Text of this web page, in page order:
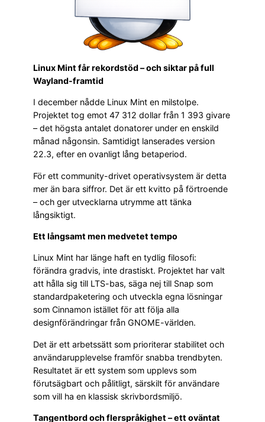
Linux Mint får rekordstöd – och siktar på full
Wayland-framtid
I december nådde Linux Mint en milstolpe.
Projektet tog emot 47 312 dollar från 1 393 givare
– det högsta antalet donatorer under en enskild
månad någonsin. Samtidigt lanserades version
22.3, efter en ovanligt lång betaperiod.
För ett community-drivet operativsystem är detta
mer än bara siffror. Det är ett kvitto på förtroende
– och ger utvecklarna utrymme att tänka
långsiktigt.
Ett långsamt men medvetet tempo
Linux Mint har länge haft en tydlig filosofi:
förändra gradvis, inte drastiskt. Projektet har valt
att hålla sig till LTS-bas, säga nej till Snap som
standardpaketering och utveckla egna lösningar
som Cinnamon istället för att följa alla
designförändringar från GNOME-världen.
Det är ett arbetssätt som prioriterar stabilitet och
användarupplevelse framför snabba trendbyten.
Resultatet är ett system som upplevs som
förutsägbart och pålitligt, särskilt för användare
som vill ha en klassisk skrivbordsmiljö.
Tangentbord och flerspråkighet – ett oväntat